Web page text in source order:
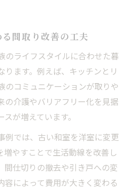
間取り改善の工夫
のライフスタイルに合わせた暮
ります。例えば、キッチンとリ
のコミュニケーションが取りや
の介護やバリアフリー化を見据
が増えています。
例では、古い和室を洋室に変更
増やすことで生活動線を改善し
間仕切りの撤去や引き戸への変
容によって費用が大きく変わる